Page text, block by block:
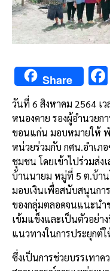
Share
วันที่ 6 สิงหาคม 2564 เ
หนองคาย รองผู้อำนวยก
ขอนแก่น มอบหมายให้
หน่วยร่วมกับ กศน.อำเภ
ชุมชน โดยเข้าไปร่วมส่ง
บ้านนายม หมู่ที่ 5 ต.บ้า
มอบเงินเพื่อสนับสนุนกา
ของกลุ่มตลอดจนแนะนำ
เข้มแข็งและเป็นตัวอย่
แนวทางในการประยุกต์
ซึ่งเป็นการช่วยบรรเทาค